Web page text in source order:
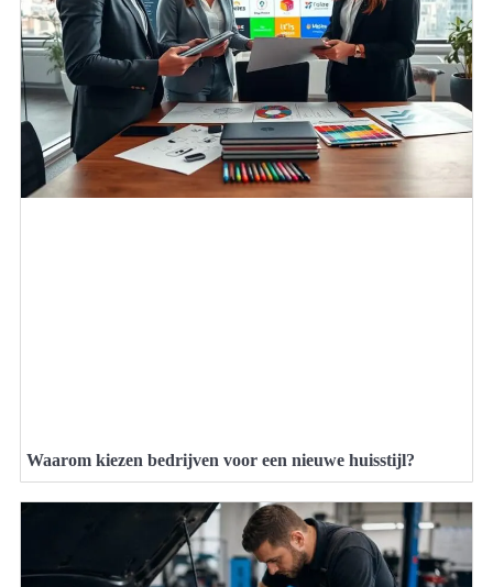
Waarom kiezen bedrijven voor een nieuwe huisstijl?